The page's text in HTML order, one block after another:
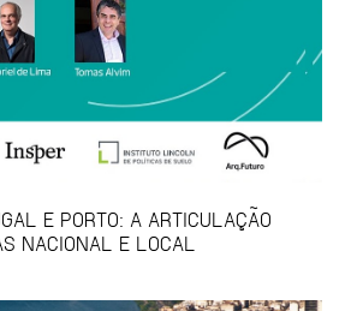
E PORTO: A ARTICULAÇÃO
NACIONAL E LOCAL